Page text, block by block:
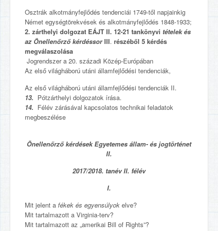
Osztrák alkotmányfejlődés tendenciái 1749-től napjainkig
Német egységtörekvések és alkotmányfejlődés 1848-1933;
2. zárthelyi dolgozat EÁJT II. 12-21 tankönyvi tételek és
az Önellenőrző kérdéssorIII. részéből 5 kérdés
megválaszolása
Jogrendszer a 20. századi Közép-Európában
Az első világháború utáni államfejlődési tendenciák,
Az első világháború utáni államfejlődési tendenciák II.
13. Pótzárthelyi dolgozatok írása.
14. Félév zárásával kapcsolatos technikai feladatok
megbeszélése
Önellenőrző kérdések Egyetemes állam- és jogtörténet
II.
2017/2018. tanév II. félév
I.
Mit jelent a fékek és egyensúlyok elve?
Mit tartalmazott a Virginia-terv?
Mit tartalmazott az „amerikai Bill of Rights”?